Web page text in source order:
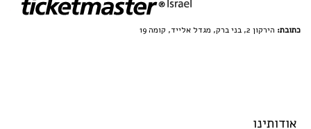
כתובת: הירקון 2, בני ברק, מגדל אלייד, קומה 19
אודותינו